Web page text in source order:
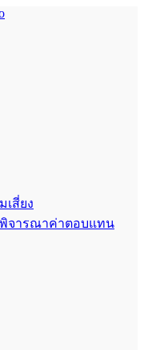
สี่ยง
จารณาค่าตอบแทน